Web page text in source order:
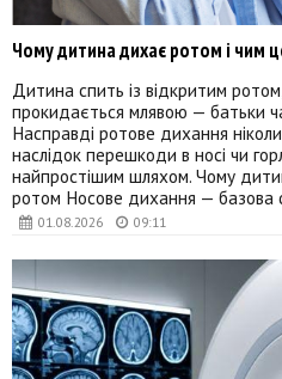
01.08.2026 09:11
Чому дитина дихає ротом і чим
Дитина спить із відкритим
прокидається млявою — батьки
Насправді ротове дихання
наслідок перешкоди в носі чи
найпростішим шляхом. Чому
ротом Носове дихання — базова